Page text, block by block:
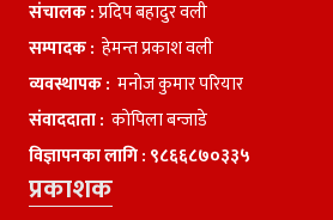
संचालक :प्रदिप बहादुर वली
सम्पादक : हेमन्त प्रकाश वली
व्यवस्थापक : मनाेज कुमार परियार
संवाददाता : काेपिला बन्जाडे
विज्ञापनका लागि : ९८६६८७०३३५
प्रकाशक